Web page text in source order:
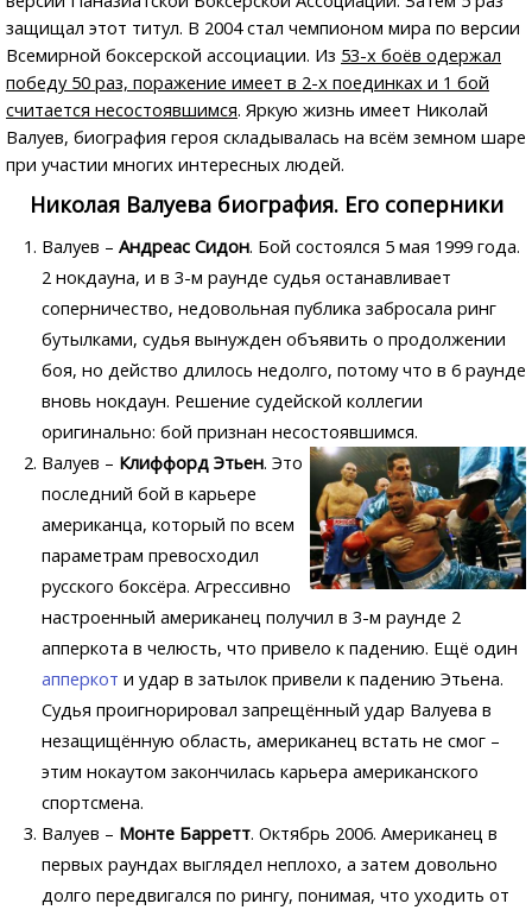
защищал этот титул. В 2004 стал чемпионом мира по версии
Всемирной боксерской ассоциации. Из 53-х боёв одержал
победу 50 раз, поражение имеет в 2-х поединках и 1 бой
считается несостоявшимся. Яркую жизнь имеет Николай
Валуев, биография героя складывалась на всём земном шаре
при участии многих интересных людей.
Николая Валуева биография. Его соперники
Валуев – Андреас Сидон. Бой состоялся 5 мая 1999 года.
2 нокдауна, и в 3-м раунде судья останавливает
соперничество, недовольная публика забросала ринг
бутылками, судья вынужден объявить о продолжении
боя, но действо длилось недолго, потому что в 6 раунде
вновь нокдаун. Решение судейской коллегии
оригинально: бой признан несостоявшимся.
Валуев – Клиффорд Этьен. Это
последний бой в карьере
американца, который по всем
параметрам превосходил
русского боксёра. Агрессивно
настроенный американец получил в 3-м раунде 2
апперкота в челюсть, что привело к падению. Ещё один
апперкот и удар в затылок привели к падению Этьена.
Судья проигнорировал запрещённый удар Валуева в
незащищённую область, американец встать не смог –
этим нокаутом закончилась карьера американского
спортсмена.
Валуев – Монте Барретт. Октябрь 2006. Американец в
первых раундах выглядел неплохо, а затем довольно
долго передвигался по рингу, понимая, что уходить от